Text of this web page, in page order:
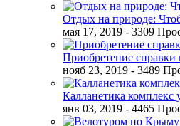
Отдых на природе:
мая 17, 2019 - 3309
Приобретение справки
нояб 23, 2019 - 3489
Калланетика комплекс
янв 03, 2019 - 4465